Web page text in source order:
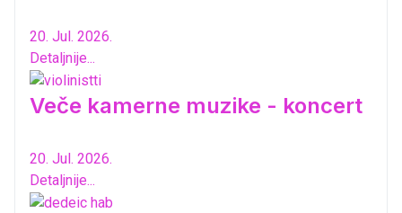
20. Jul. 2026.
Detaljnije...
Veče kamerne muzike - koncert
20. Jul. 2026.
Detaljnije...